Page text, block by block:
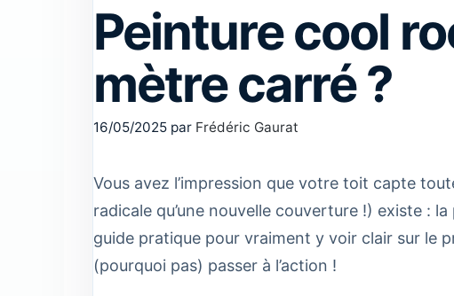
Peinture cool
mètre carré ?
16/05/2025 par Frédéric Gaurat
Vous avez l’impression que votre toit capte
radicale qu’une nouvelle couverture !) existe :
guide pratique pour vraiment y voir clair sur le
(pourquoi pas) passer à l’action !